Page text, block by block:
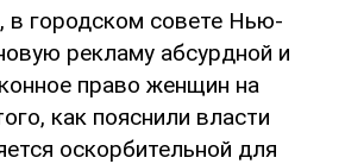
в городском совете Нью-
рекламу абсурдной и
право женщин на
как пояснили власти
оскорбительной для